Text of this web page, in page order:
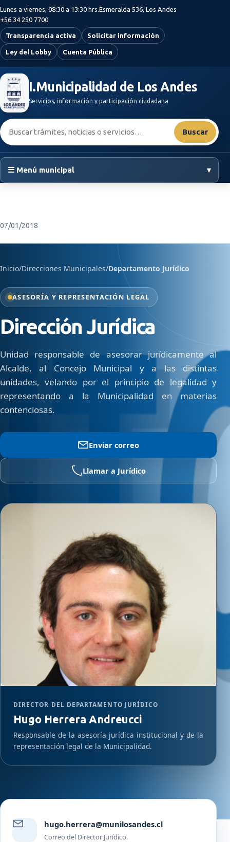
Saltar al contenido principal
Lunes a viernes, 08:30 a 13:30 hrs.Esmeralda 536, Los Andes
+56 34 250 7700
Transparencia activa Solicitar información
Ley del Lobby Cuenta Pública
I.Municipalidad de Los Andes
Servicios, información y participación ciudadana
Buscar:
Buscar
☰ Menú municipal ▾
07/01/2018
Inicio/Direcciones Municipales/Departamento Jurídico
ASESORÍA Y REPRESENTACIÓN LEGAL
Dirección Jurídica
Unidad responsable de asesorar jurídicamente al
Alcalde, al Concejo Municipal y a las distintas
unidades, velando por el principio de legalidad y
representando a la Municipalidad en materias
contenciosas.
Enviar correo
Llamar a Jurídico
DIRECTOR DEL DEPARTAMENTO JURÍDICO
Hugo Herrera Andreucci
Responsable de la asesoría jurídica institucional y de la
representación legal de la Municipalidad.
hugo.herrera@munilosandes.cl
Correo del Director Jurídico.